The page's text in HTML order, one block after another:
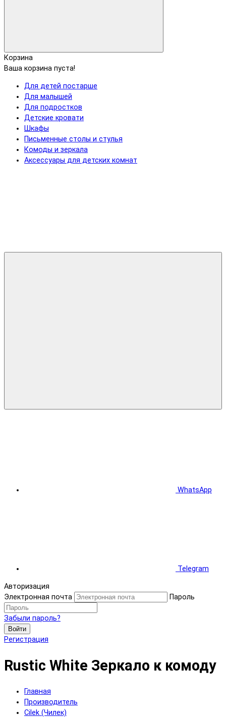
Корзина
Ваша корзина пуста!
Для детей постарше
Для малышей
Для подростков
Детские кровати
Шкафы
Письменные столы и стулья
Комоды и зеркала
Аксессуары для детских комнат
WhatsApp
Telegram
Авторизация
Электронная почта
Пароль
Забыли пароль?
Войти
Регистрация
Rustic White Зеркало к комоду
Главная
Производитель
Cilek (Чилек)